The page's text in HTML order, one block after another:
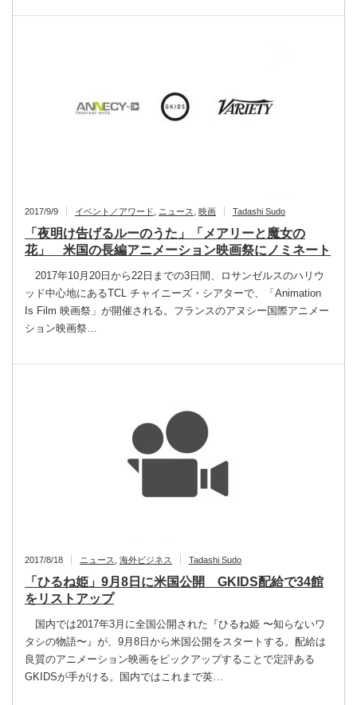
2017/9/9 イベント／アワード ニュース 映画 Tadashi Sudo
「夜明け告げるルーのうた」「メアリーと魔女の
花」 米国の長編アニメーション映画祭にノミネート
2017年10月20日から22日までの3日間、ロサンゼルスのハリウ
ッド中心地にあるTCL チャイニーズ・シアターで、「Animation
Is Film 映画祭」が開催される。フランスのアヌシー国際アニメー
ション映画祭…
2017/8/18 ニュース 海外ビジネス Tadashi Sudo
「ひるね姫」9月8日に米国公開 GKIDS配給で34館
をリストアップ
国内では2017年3月に全国公開された『ひるね姫 〜知らないワ
タシの物語〜』が、9月8日から米国公開をスタートする。配給は
良質のアニメーション映画をピックアップすることで定評ある
GKIDSが手がける。国内ではこれまで英…